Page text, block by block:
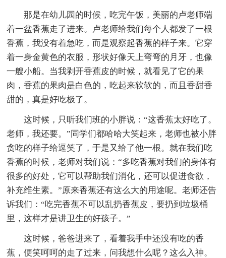
那是在幼儿园的时候，吃完午饭，美丽的卢老师端
着一盆香蕉走了进来。卢老师给我们每个人都发了一根
香蕉，我没有着急吃，而是观察起香蕉的样子来。它穿
着一身金黄色的衣服，形状好像天上弯弯的月牙，也像
一艘小船。当我剥开香蕉皮的时候，就看见了它的果
肉，香蕉的果肉是白色的，吃起来软软的，而且香甜香
甜的，真是好吃极了。
这时候，只听我们班的小胖说：“这香蕉太好吃了。
老师，我还要。”同学们都哈哈大笑起来，老师也被小胖
贪吃的样子给逗笑了，于是又给了他一根。就在我们吃
香蕉的时候，老师对我们说：“多吃香蕉对我们的身体有
很多的好处，它可以帮助我们消化，还可以促进食欲，
补充维生素。”原来香蕉还有这么大的用途呢。老师还告
诉我们：“吃完香蕉不可以乱扔香蕉皮，要扔到垃圾桶
里，这样才是讲卫生的好孩子。”
这时候，爸爸进来了，看着我手中还没有吃的香
蕉，便笑呵呵的走了过来，问我想什么呢？这么入神。